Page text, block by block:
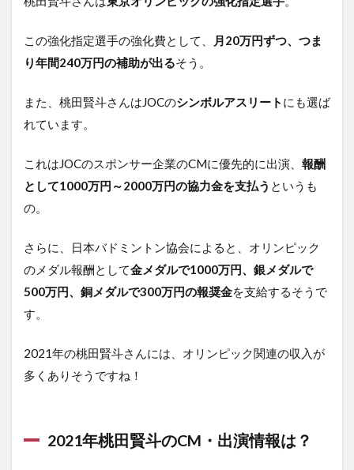
この強化指定選手の強化費として、
月20万円ずつ、つま
り年間240万円の補助が出るそう。
また、桃田賢斗さんはJOCのシンボルアスリート にも選ば
れています。
これはJOCのスポンサー企業のCMに優先的に出演、 報酬
として1000万円～2000万円の協力金を支払う というも
の。
さらに、日本バドミントン協会によると、オリンピック
のメダル報酬として金メダルで1000万円、銀メダルで
500万円、銅メダルで300万円の報奨金を支給するそうで
す。
2021年の桃田賢斗さんには、オリンピック関連の収入が
多くありそうですね！
2021年桃田賢斗のCM・出演情報は？